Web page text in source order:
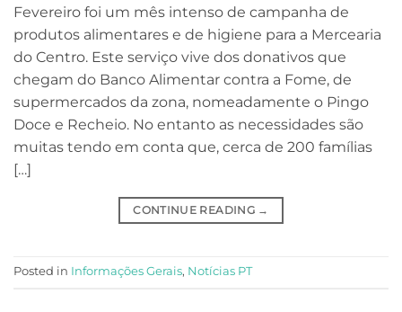
Fevereiro foi um mês intenso de campanha de
produtos alimentares e de higiene para a Mercearia
do Centro. Este serviço vive dos donativos que
chegam do Banco Alimentar contra a Fome, de
supermercados da zona, nomeadamente o Pingo
Doce e Recheio. No entanto as necessidades são
muitas tendo em conta que, cerca de 200 famílias
[…]
CONTINUE READING →
Posted in Informações Gerais, Notícias PT